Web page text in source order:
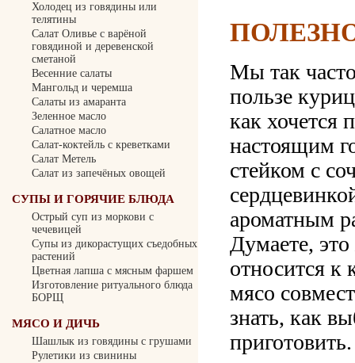
Холодец из говядины или
телятины
Салат Оливье с варёной
говядиной и деревенской
сметаной
Весенние салаты
Мангольд и черемша
Салаты из амаранта
Зеленное масло
Салатное масло
Салат-коктейль с креветками
Салат Метель
Салат из запечёных овощей
СУПЫ И ГОРЯЧИЕ БЛЮДА
Острый суп из моркови с
чечевицей
Cупы из дикорастущих съедобных
растений
Цветная лапша с мясным фаршем
Изготовление ритуального блюда
БОРЩ
МЯСО И ДИЧЬ
Шашлык из говядины с грушами
Рулетики из свинины
Мы так
пользе
как хочется
настоящим
стейком с
ароматным
Думаете,
относится к
мясо
знать, как
приготовить.